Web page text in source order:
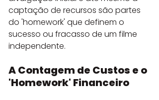
captação de recursos são partes
do 'homework' que definem o
sucesso ou fracasso de um filme
independente.
A Contagem de Custos e o
'Homework' Financeiro